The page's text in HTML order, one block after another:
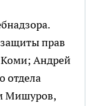
прав
Коми; Андрей
отдела
Мишуров,